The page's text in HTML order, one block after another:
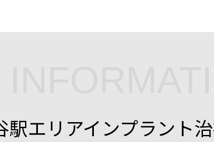
駅エリアインプラント